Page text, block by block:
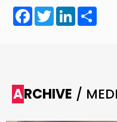
Facebook
TwitterLinkedIn
ARCHIVE /